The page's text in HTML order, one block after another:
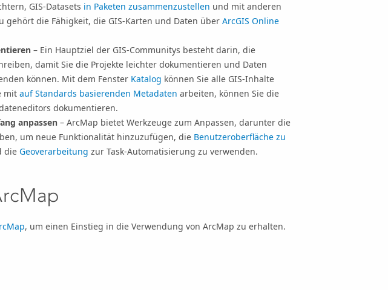
GIS-Datasets in Paketen zusammenzustellen und mit anderen
gehört die Fähigkeit, die GIS-Karten und Daten über ArcGIS Online
– Ein Hauptziel der GIS-Communitys besteht darin, die
damit Sie die Projekte leichter dokumentieren und Daten
können. Mit dem Fenster Katalog können Sie alle GIS-Inhalte
mit auf Standards basierenden Metadaten arbeiten, können Sie die
dokumentieren.
anpassen – ArcMap bietet Werkzeuge zum Anpassen, darunter die
um neue Funktionalität hinzuzufügen, die Benutzeroberfläche zu
die Geoverarbeitung zur Task-Automatisierung zu verwenden.
, um einen Einstieg in die Verwendung von ArcMap zu erhalten.